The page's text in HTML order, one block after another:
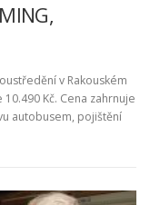
v Rakouském
10.490 Kč. Cena zahrnuje
autobusem, pojištění